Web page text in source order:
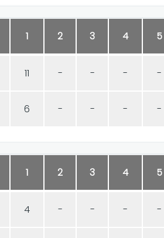
1 2 3 4 5
11 - - - -
6 - - - -
1 2 3 4 5
4 - - - -